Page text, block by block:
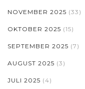
NOVEMBER 2025 (33)
OKTOBER 2025 (15)
SEPTEMBER 2025 (7)
AUGUST 2025 (3)
JULI 2025 (4)